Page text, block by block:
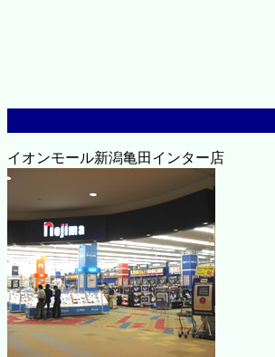
イオンモール新潟亀田インター店